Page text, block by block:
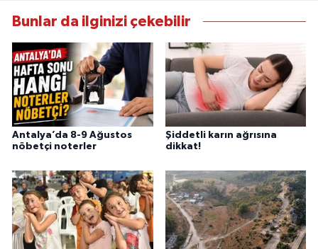
Bunlar da ilginizi çekebilir
Antalya’da 8-9 Ağustos
nöbetçi noterler
Şiddetli karın ağrısına
dikkat!